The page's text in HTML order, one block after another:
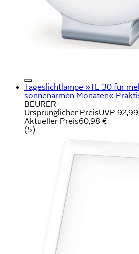
Tageslichtlampe »TL 30 für
sonnenarmen Monaten«
BEURER
Ursprünglicher PreisUVP
Aktueller Preis60,98 €
(5)